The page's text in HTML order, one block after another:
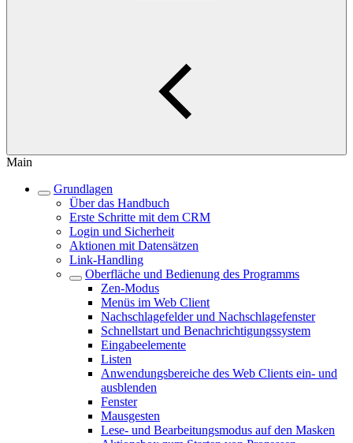
Main
Grundlagen
Über das Handbuch
Erste Schritte mit dem CRM
Login und Sicherheit
Aktionen mit Datensätzen
Link-Handling
Oberfläche und Bedienung des Programms
Zen-Modus
Menüs im Web Client
Nachschlagefelder und Nachschlagefenster
Schnellstart und Benachrichtigungssystem
Eingabeelemente
Listen
Anwendungsbereiche des Web Clients ein- und
ausblenden
Fenster
Mausgesten
Lese- und Bearbeitungsmodus auf den Masken